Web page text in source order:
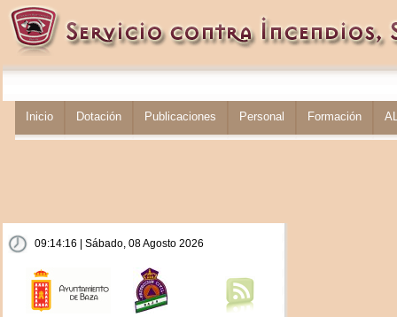
Inicio Dotación Publicaciones Personal Formación
09:14:17 | Sábado, 08 Agosto 2026